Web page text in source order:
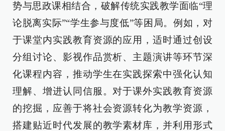
势与思政课相结合，破解传统实践教学面临“理
论脱离实际”“学生参与度低”等困局。例如，对
于课堂内实践教育资源的应用，适时通过创设
分组讨论、影视作品赏析、主题演讲等环节深
化课程内容，推动学生在实践探索中强化认知
理解、增进认同信服。对于课外实践教育资源
的挖掘，应善于将社会资源转化为教学资源，
搭建贴近时代发展的教学素材库，并利用形式